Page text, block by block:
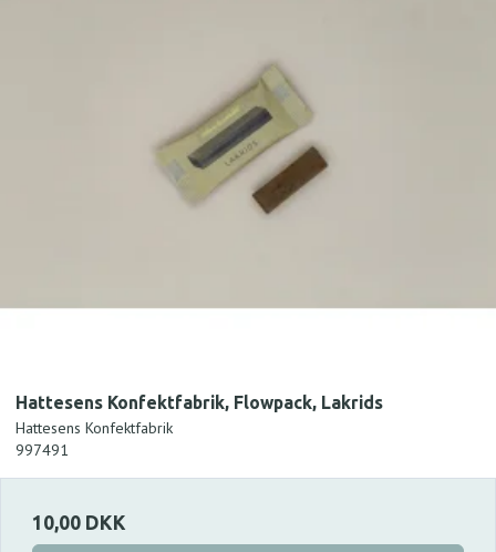
Hattesens Konfektfabrik, Flowpack, Lakrids
Hattesens Konfektfabrik
997491
10,00 DKK